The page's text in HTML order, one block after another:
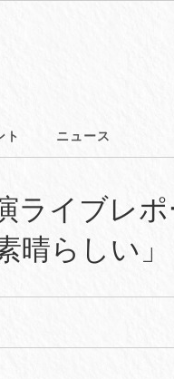
ト ニュース
ライブレポ
晴らしい」